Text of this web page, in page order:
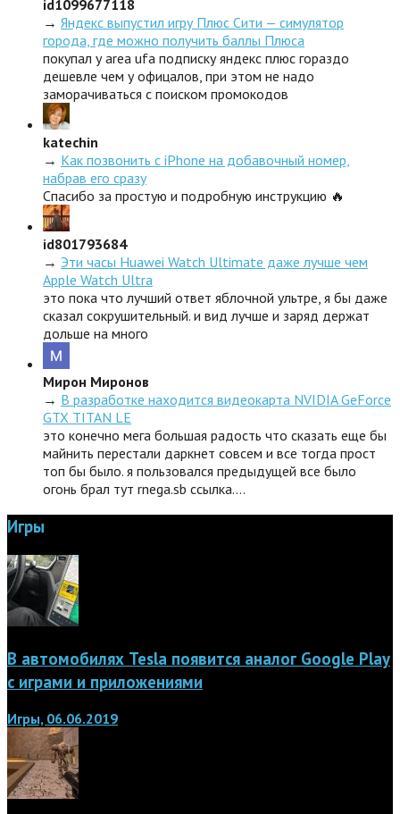
id1099677118
→ Яндекс выпустил игру Плюс Сити — симулятор
города, где можно получить баллы Плюса
покупал у area ufa подписку яндекс плюс гораздо
дешевле чем у офицалов, при этом не надо
заморачиваться с поиском промокодов
katechin
→ Как позвонить с iPhone на добавочный номер,
набрав его сразу
Спасибо за простую и подробную инструкцию 🔥
id801793684
→ Эти часы Huawei Watch Ultimate даже лучше чем
Apple Watch Ultra
это пока что лучший ответ яблочной ультре, я бы даже
сказал сокрушительный. и вид лучше и заряд держат
дольше на много
Мирон Миронов
→ В разработке находится видеокарта NVIDIA GeForce
GTX TITAN LE
это конечно мега большая радость что сказать еще бы
майнить перестали даркнет совсем и все тогда прост
топ бы было. я пользовался предыдущей все было
огонь брал тут rnega.sb ссылка.…
Игры
В автомобилях Tesla появится аналог Google Play
с играми и приложениями
Игры, 06.06.2019